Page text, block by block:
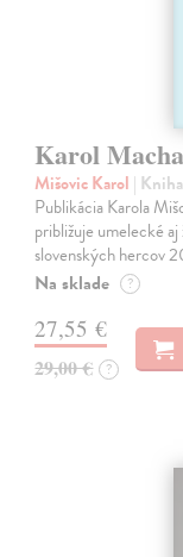
Karol
Mišovic Karol | Kniha
Publikácia Karola
približuje umelecké
slovenských hercov
Na sklade ?
27,55 €
29,00 € ?